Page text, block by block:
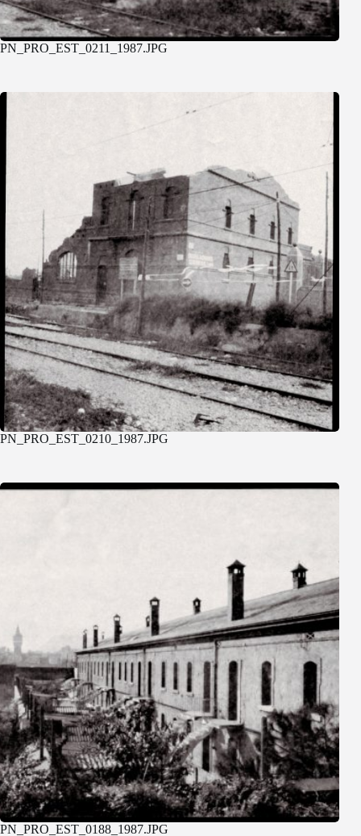
PN_PRO_EST_0211_1987.JPG
PN_PRO_EST_0210_1987.JPG
PN_PRO_EST_0188_1987.JPG